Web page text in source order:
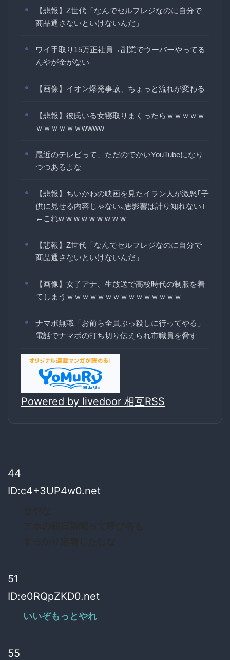
【悲報】Z世代「なんでセルフレジなのに自分で
商品通さないといけないんだ」
ワイ手取り15万正社員→副業でウーバーやってる
んやが金がない
【画像】イオン爆発事故、ちょっと流れが変わる
【悲報】彼氏いる女寝取りまくったらｗｗｗｗｗ
ｗｗｗｗｗｗwwww
最近のテレビって、ただのでかいYouTubeになり
つつあるよな
【悲報】ちいかわの映画を見たイラン人が激怒｢子
供に見せる内容じゃない｡悪影響は計り知れない｣
←これw w w w w w w w w
【悲報】Z世代「なんでセルフレジなのに自分で
商品通さないといけないんだ」
【画像】女子アナ、生放送で高校時代の制服を着
てしまうｗｗｗｗｗｗｗｗｗｗｗｗｗｗｗ
ナマポ無職「お前ら全員ぶっ殺しに行ってやる」
電話でナマポの打ち切り伝えられ市職員を脅す
Powered by livedoor 相互RSS
44
ID:c4+3UP4w0.net
51
ID:e0RQpZKD0.net
いいぞもっとやれ
55